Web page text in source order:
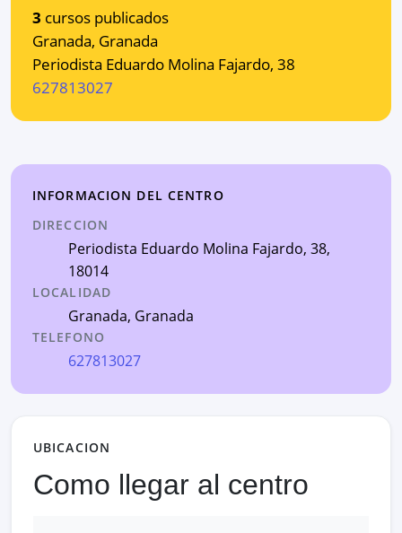
3 cursos publicados
Granada, Granada
Periodista Eduardo Molina Fajardo, 38
627813027
INFORMACION DEL CENTRO
DIRECCION
Periodista Eduardo Molina Fajardo, 38,
18014
LOCALIDAD
Granada, Granada
TELEFONO
627813027
UBICACION
Como llegar al centro